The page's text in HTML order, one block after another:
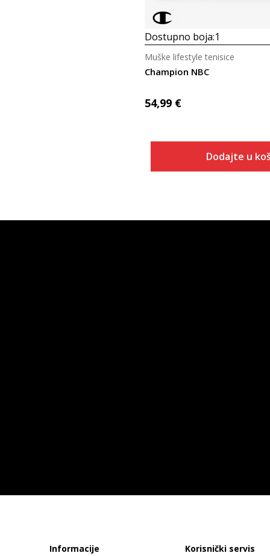
Dostupno boja:1
Champion NBC
Muške lifestyle tenisice
54,99 €
Dodajte u
Informacije Korisnički servis